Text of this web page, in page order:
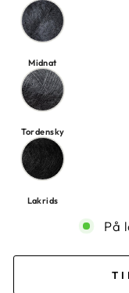
Midnat
Tordensky
Lakrids
På